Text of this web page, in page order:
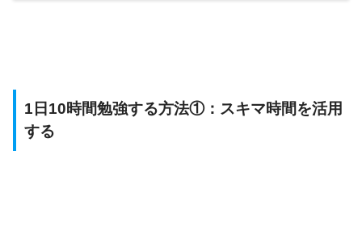
1日10時間勉強する方法①：スキマ時間を活用
する